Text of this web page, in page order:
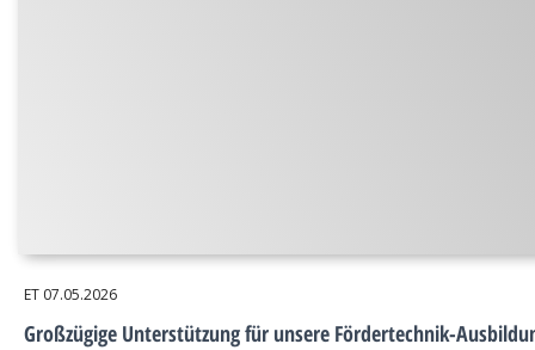
ET 07.05.2026
Großzügige Unterstützung für unsere Fördertechnik-